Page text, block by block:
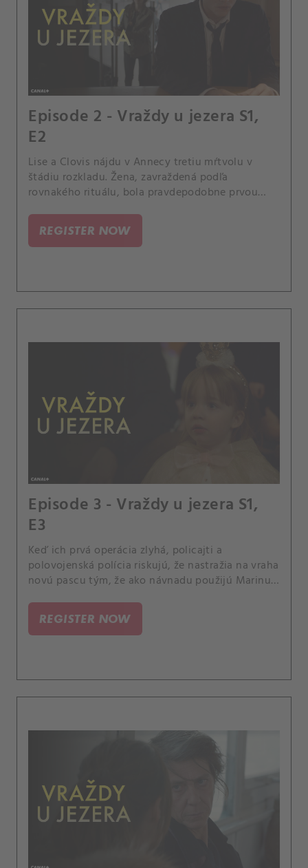
Episode 2 - Vraždy u jezera S1,
E2
Lise a Clovis nájdu v Annecy tretiu mŕtvolu v
štádiu rozkladu. Žena, zavraždená podľa
rovnakého rituálu, bola pravdepodobne prvou
REGISTER NOW
Episode 3 - Vraždy u jezera S1,
E3
Keď ich prvá operácia zlyhá, policajti a
polovojenská polícia riskujú, že nastražia na vraha
novú pascu tým, že ako návnadu použijú Marinu,
matkou Marianne sa doma stáva neznesiteľným.
REGISTER NOW